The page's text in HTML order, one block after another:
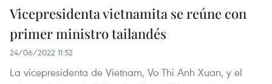
Vicepresidenta vietnamita se reúne con
primer ministro tailandés
24/06/2022 11:52
La vicepresidenta de Vietnam, Vo Thi Anh Xuan, y el